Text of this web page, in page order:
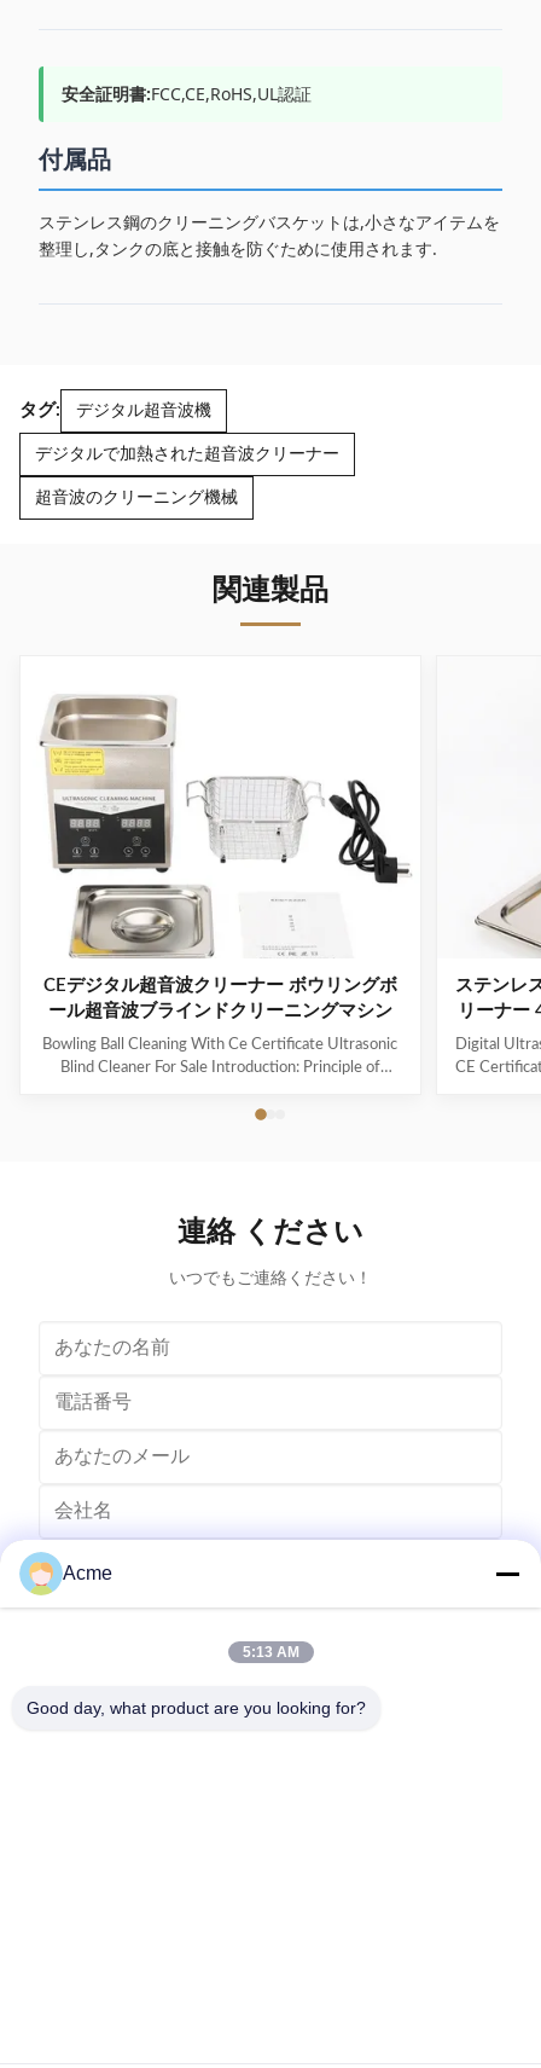
安全証明書:FCC,CE,RoHS,UL認証
付属品
ステンレス鋼のクリーニングバスケットは,小さなアイテムを
整理し,タンクの底と接触を防ぐために使用されます.
タグ: デジタル超音波機
デジタルで加熱された超音波クリーナー
超音波のクリーニング機械
関連製品
CEデジタル超音波クリーナー ボウリングボ
ール超音波ブラインドクリーニングマシン
Bowling Ball Cleaning With Ce Certificate Ultrasonic
Blind Cleaner For Sale Introduction: Principle of
from ultrasonic generator is transformed into high
tens of thousands of tiny bubbles with diameters of
50-500 microns
ステンレ
リーナー
Digital
CE
連絡 ください
いつでもご連絡ください！
送りなさい
Acme
5:13 AM
Good day, what product are you looking for?